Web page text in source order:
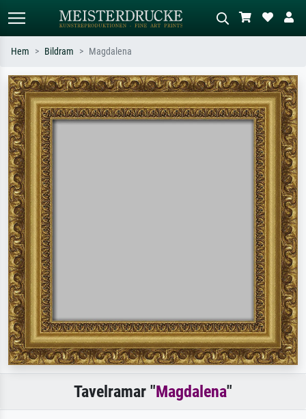
Standardsök AI-bildsökning
Sök efter konstnär, titel eller stil –
t.ex. Monet, Stjärnenatt,
impressionism, Hokusai-våg, naken.
Beskriv scenen – t.ex. grön äng,
abstrakt med mycket rött, mörk
oljemålning, stående naken bredvid ett
Hem Bildram Magdalena
Tavelramar "Magdalena"